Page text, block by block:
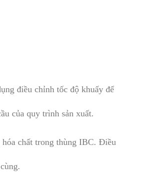
điều chỉnh tốc độ khuấy để
của quy trình sản xuất.
chất trong thùng IBC. Điều